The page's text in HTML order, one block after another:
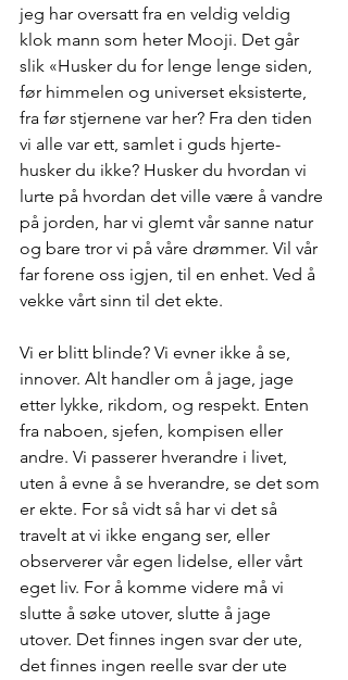
jeg har oversatt fra en veldig veldig
klok mann som heter Mooji. Det går
slik «Husker du for lenge lenge siden,
før himmelen og universet eksisterte,
fra før stjernene var her? Fra den tiden
vi alle var ett, samlet i guds hjerte-
husker du ikke? Husker du hvordan vi
lurte på hvordan det ville være å vandre
på jorden, har vi glemt vår sanne natur
og bare tror vi på våre drømmer. Vil vår
far forene oss igjen, til en enhet. Ved å
vekke vårt sinn til det ekte.
Vi er blitt blinde? Vi evner ikke å se,
innover. Alt handler om å jage, jage
etter lykke, rikdom, og respekt. Enten
fra naboen, sjefen, kompisen eller
andre. Vi passerer hverandre i livet,
uten å evne å se hverandre, se det som
er ekte. For så vidt så har vi det så
travelt at vi ikke engang ser, eller
observerer vår egen lidelse, eller vårt
eget liv. For å komme videre må vi
slutte å søke utover, slutte å jage
utover. Det finnes ingen svar der ute,
det finnes ingen reelle svar der ute